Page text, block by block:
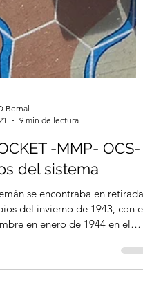
Bernal
9 min de lectura
del sistema
se encontraba en retirada
en enero de 1944 en el